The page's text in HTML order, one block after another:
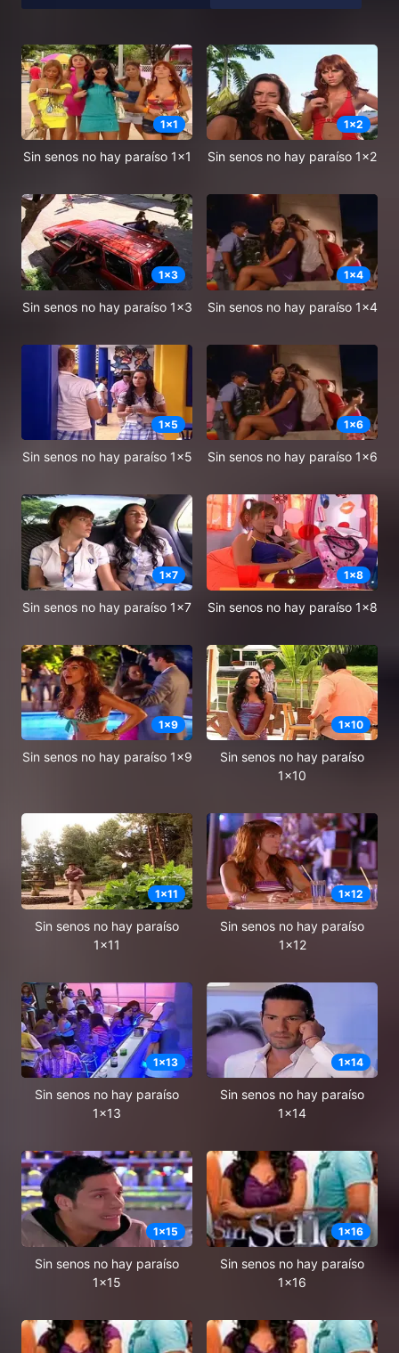
1x1
Sin senos no hay paraíso 1x1
1x2
Sin senos no hay paraíso 1x2
1x3
Sin senos no hay paraíso 1x3
1x4
Sin senos no hay paraíso 1x4
1x5
Sin senos no hay paraíso 1x5
1x6
Sin senos no hay paraíso 1x6
1x7
Sin senos no hay paraíso 1x7
1x8
Sin senos no hay paraíso 1x8
1x9
Sin senos no hay paraíso 1x9
1x10
Sin senos no hay paraíso
1x10
1x11
Sin senos no hay paraíso
1x11
1x12
Sin senos no hay paraíso
1x12
1x13
Sin senos no hay paraíso
1x13
1x14
Sin senos no hay paraíso
1x14
1x15
Sin senos no hay paraíso
1x15
1x16
Sin senos no hay paraíso
1x16